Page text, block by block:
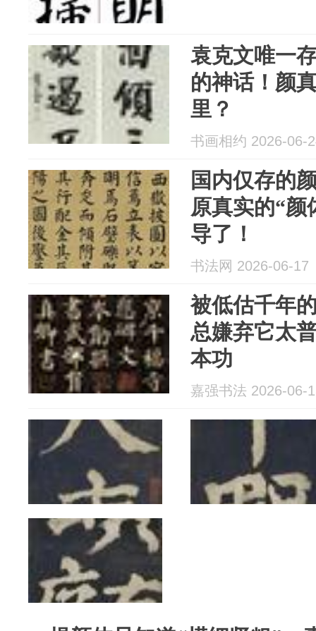
袁克文唯一
的神话！颜
里？
书画相约 2026-06-
国内仅存的
原真实的“颜
导了！
书法网 2026-06-17
被低估千年
总嫌弃它太
本功
嘉强书法 2026-06-